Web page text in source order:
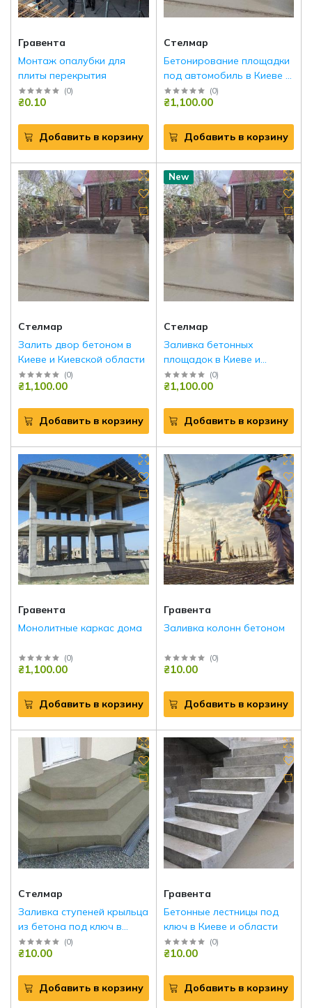
Гравента
Монтаж опалубки для
плиты перекрытия
(0)
₴0.10
Добавить в корзину
Стелмар
Бетонирование площадки
под автомобиль в Киеве и
области
(0)
₴1,100.00
Добавить в корзину
Стелмар
Залить двор бетоном в
Киеве и Киевской области
(0)
₴1,100.00
Добавить в корзину
New
Стелмар
Заливка бетонных
площадок в Киеве и
Броварах(0)
₴1,100.00
Добавить в корзину
Гравента
Монолитные каркас дома
(0)
₴1,100.00
Добавить в корзину
Гравента
Заливка колонн бетоном
(0)
₴10.00
Добавить в корзину
Стелмар
Заливка ступеней крыльца
из бетона под ключ в
Киеве и Киевской области
(0)
₴10.00
Добавить в корзину
Гравента
Бетонные лестницы под
ключ в Киеве и области
(0)
₴10.00
Добавить в корзину